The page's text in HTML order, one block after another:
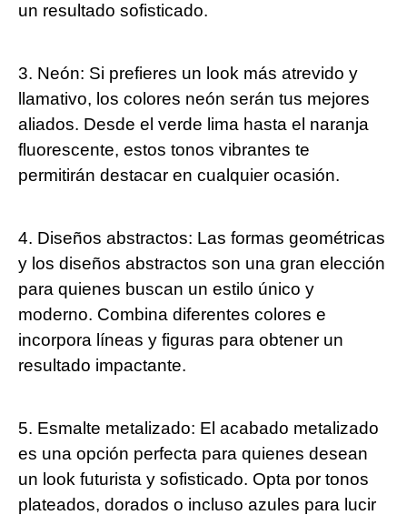
un resultado sofisticado.
3. Neón: Si prefieres un look más atrevido y
llamativo, los colores neón serán tus mejores
aliados. Desde el verde lima hasta el naranja
fluorescente, estos tonos vibrantes te
permitirán destacar en cualquier ocasión.
4. Diseños abstractos: Las formas geométricas
y los diseños abstractos son una gran elección
para quienes buscan un estilo único y
moderno. Combina diferentes colores e
incorpora líneas y figuras para obtener un
resultado impactante.
5. Esmalte metalizado: El acabado metalizado
es una opción perfecta para quienes desean
un look futurista y sofisticado. Opta por tonos
plateados, dorados o incluso azules para lucir